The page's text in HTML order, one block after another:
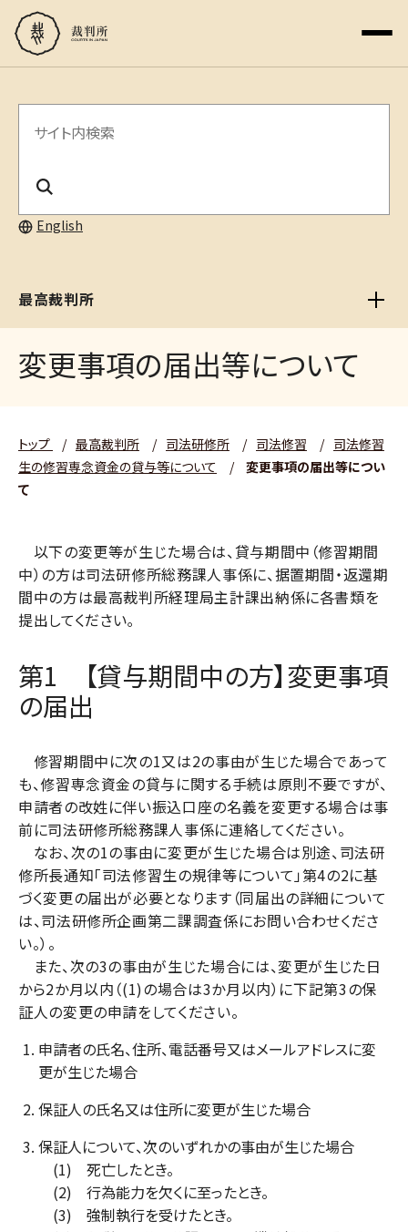
English
サ
内
索
最高裁判所
変更事項の届出等について
トップ / 最高裁判所 / 司法研修所 / 司法修習 / 司法修習
生の修習専念資金の貸与等について
/
変更事項の届出等につい
て
以下の変更等が生じた場合は、貸与期間中（修習期間
中）の方は司法研修所総務課人事係に、据置期間・返還期
間中の方は最高裁判所経理局主計課出納係に各書類を
提出してください｡
第1 【貸与期間中の方】変更事項
の届出
修習期間中に次の1又は2の事由が生じた場合であって
も、修習専念資金の貸与に関する手続は原則不要ですが、
申請者の改姓に伴い振込口座の名義を変更する場合は事
前に司法研修所総務課人事係に連絡してください。
なお、次の1の事由に変更が生じた場合は別途、司法研
修所長通知「司法修習生の規律等について」第4の2に基
づく変更の届出が必要となります（同届出の詳細について
は、司法研修所企画第二課調査係にお問い合わせくださ
い。）。
また、次の3の事由が生じた場合には、変更が生じた日
から2か月以内（(1)の場合は3か月以内）に下記第3の保
証人の変更の申請をしてください。
申請者の氏名、住所、電話番号又はメールアドレスに変
更が生じた場合
保証人の氏名又は住所に変更が生じた場合
保証人について、次のいずれかの事由が生じた場合
(1) 死亡したとき。
(2) 行為能力を欠くに至ったとき。
(3) 強制執行を受けたとき。